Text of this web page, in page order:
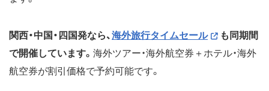
関西・中国・四国発なら、 海外旅行タイムセール
も同期間
で開催しています。 海外ツアー・海外航空券＋ホテル・海外
航空券が割引価格で予約可能です。